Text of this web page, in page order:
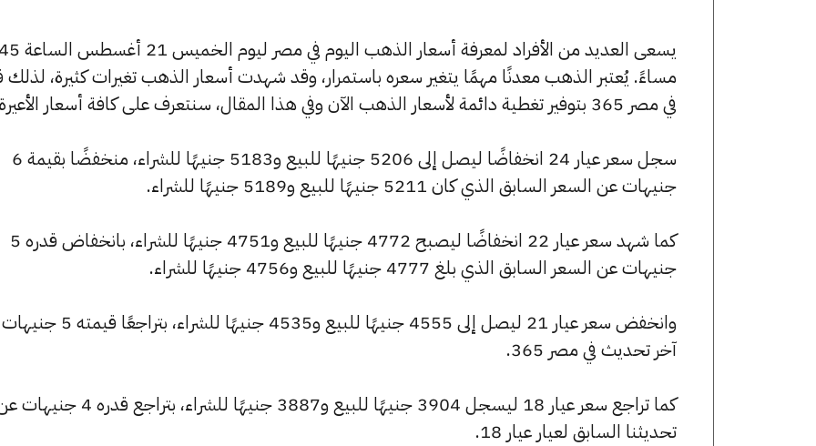
يسعى العديد من الأفراد لمعرفة
مساءً. يُعتبر الذهب معدنًا مهمًا يتغير سعره باستمرار، وقد شهدت أسعار الذهب تغيرات كثيرة، لذلك
في مصر 365 بتوفير تغطية دائمة لأسعار الذهب الآن وفي هذا المقال، سنتعرف على كافة أسعار الأعيرة.
سجل سعر عيار 24 انخفاضًا ليصل إلى 5206 جنيهًا للبيع و5183 جنيهًا للشراء، منخفضًا بقيمة 6
جنيهات عن السعر السابق الذي كان 5211 جنيهًا للبيع و5189 جنيهًا للشراء.
كما شهد سعر عيار 22 انخفاضًا ليصبح 4772 جنيهًا للبيع و4751 جنيهًا للشراء، بانخفاض قدره 5
جنيهات عن السعر السابق الذي بلغ 4777 جنيهًا للبيع و4756 جنيهًا للشراء.
وانخفض سعر عيار 21 ليصل إلى 4555 جنيهًا للبيع و4535 جنيهًا
آخر تحديث في مصر 365.
كما تراجع سعر عيار 18 ليسجل 3904 جنيهًا للبيع و3887 جنيهًا للشراء، بتراجع قدره 4
تحديثنا السابق لعيار عيار 18.